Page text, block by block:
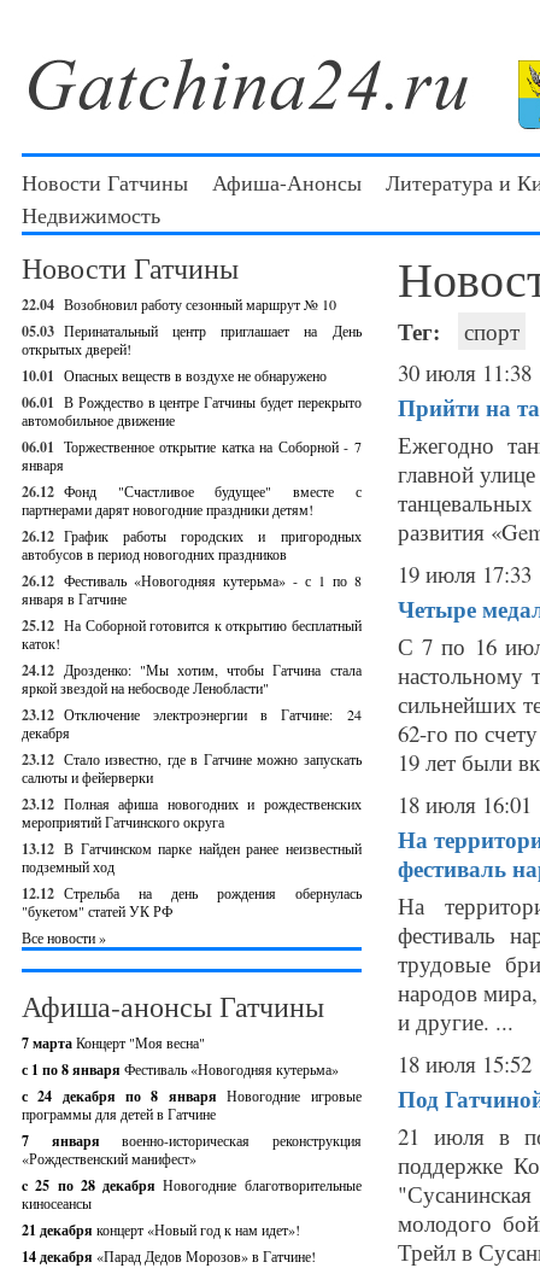
Новости Гатчины Афиша-Анонсы
Литература и
Недвижимость
Новости Гатчины
22.04 Возобновил работу сезонный маршрут № 10
05.03 Перинатальный центр приглашает на День
открытых дверей!
10.01 Опасных веществ в воздухе не обнаружено
06.01 В Рождество в центре Гатчины будет перекрыто
автомобильное движение
06.01 Торжественное открытие катка на Соборной - 7
января
26.12 Фонд "Счастливое будущее" вместе с
партнерами дарят новогодние праздники детям!
26.12 График работы городских и пригородных
автобусов в период новогодних праздников
26.12 Фестиваль «Новогодняя кутерьма» - с 1 по 8
января в Гатчине
25.12 На Соборной готовится к открытию бесплатный
каток!
24.12 Дрозденко: "Мы хотим, чтобы Гатчина стала
яркой звездой на небосводе Ленобласти"
23.12 Отключение электроэнергии в Гатчине: 24
декабря
23.12 Стало известно, где в Гатчине можно запускать
салюты и фейерверки
23.12 Полная афиша новогодних и рождественских
мероприятий Гатчинского округа
13.12 В Гатчинском парке найден ранее неизвестный
подземный ход
12.12 Стрельба на день рождения обернулась
"букетом" статей УК РФ
Все новости »
Афиша-анонсы Гатчины
7 мартаКонцерт "Моя весна"
с 1 по 8 января Фестиваль «Новогодняя кутерьма»
с 24 декабря по 8 январяНовогодние игровые
программы для детей в Гатчине
7 январявоенно-историческая реконструкция
«Рождественский манифест»
c 25 по 28 декабряНовогодние благотворительные
киносеансы
21 декабря концерт «Новый год к нам идет»!
14 декабря «Парад Дедов Морозов» в Гатчине!
Тег:
спорт
30 июля 11:38
Прийти на
Ежегодно
главной
развития
19 июля 17:33
Четыре
С 7 по 16
настольному
сильнейших
62-го по
19 лет были
18 июля 16:01
На
фестиваль
На
фестиваль
трудовые
народов
и другие. ...
18 июля 15:52
Под
21 июля в
поддержке
молодого
Трейл в